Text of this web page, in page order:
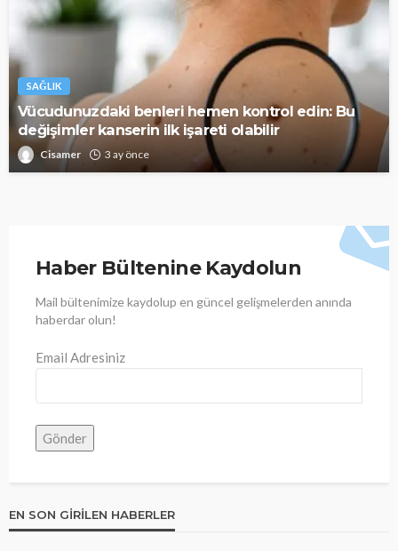
SAĞLIK
Vücudunuzdaki benleri hemen kontrol edin: Bu
değişimler kanserin ilk işareti olabilir
Cisamer 3 ay önce
Haber Bültenine Kaydolun
Mail bültenimize kaydolup en güncel gelişmelerden anında
haberdar olun!
Email Adresiniz
EN SON GIRILEN HABERLER